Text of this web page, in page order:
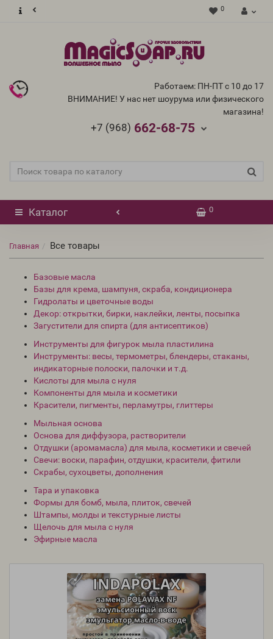
0
Работаем: ПН-ПТ с 10 до 17
ВНИМАНИЕ! У нас нет шоурума или физического
магазина!
+7 (968) 662-68-75
Каталог 0
Главная Все товары
Базовые масла
Базы для крема, шампуня, скраба, кондиционера
Гидролаты и цветочные воды
Декор: открытки, бирки, наклейки, ленты, посыпка
Загустители для спирта (для антисептиков)
Инструменты для фигурок мыла пластилина
Инструменты: весы, термометры, блендеры, стаканы,
индикаторные полоски, палочки и т.д.
Кислоты для мыла с нуля
Компоненты для мыла и косметики
Красители, пигменты, перламутры, глиттеры
Мыльная основа
Основа для диффузора, растворители
Отдушки (аромамасла) для мыла, косметики и свечей
Свечи: воски, парафин, отдушки, красители, фитили
Скрабы, сухоцветы, дополнения
Тара и упаковка
Формы для бомб, мыла, плиток, свечей
Штампы, молды и текстурные листы
Щелочь для мыла с нуля
Эфирные масла